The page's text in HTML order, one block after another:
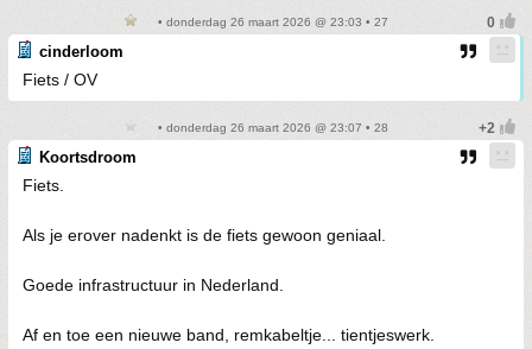
• donderdag 26 maart 2026 @ 23:03 • 27
cinderloom
Fiets / OV
• donderdag 26 maart 2026 @ 23:07 • 28
Koortsdroom
Fiets.
Als je erover nadenkt is de fiets gewoon geniaal.
Goede infrastructuur in Nederland.
Af en toe een nieuwe band, remkabeltje... tientjeswerk.